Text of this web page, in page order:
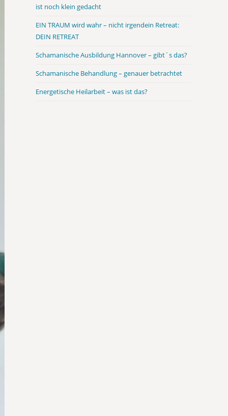
ist noch klein gedacht
EIN TRAUM wird wahr – nicht irgendein Retreat:
DEIN RETREAT
Schamanische Ausbildung Hannover – gibt´s das?
Schamanische Behandlung – genauer betrachtet
Energetische Heilarbeit – was ist das?